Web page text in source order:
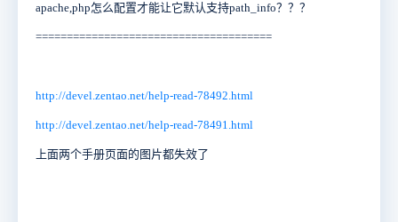
apache,php怎么配置才能让它默认支持path_info？？？
======================================
http://devel.zentao.net/help-read-78492.html
http://devel.zentao.net/help-read-78491.html
上面两个手册页面的图片都失效了